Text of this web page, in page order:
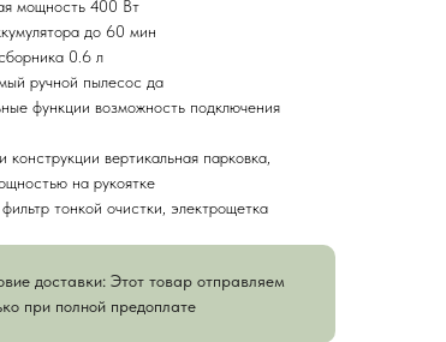
мощность 400 Вт
до 60 мин
0.6 л
ручной пылесос да
функции возможность подключения
конструкции вертикальная парковка,
на рукоятке
тонкой очистки, электрощетка
доставки: Этот товар отправляем
при полной предоплате